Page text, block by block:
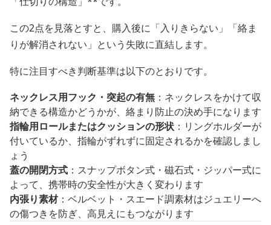
この2点を見落とすと、購入後に「入りきらない」「絡ま
りが解消されない」という失敗に直結します。
特に注目すべき判断基準は以下のとおりです。
ネックレス用フック・突起の有無 ：ネックレスをかけて収
納できる構造かどうかが、絡まり防止の決め手になります
指輪用ロールまたはクッションの形状 ：リングホルダーが
付いているか、指輪がずれずに固定されるかを確認しまし
ょう
蓋の開閉方式 ：スナップボタン式・磁石式・ジッパー式に
よって、携帯時の安全性が大きく変わります
内張り素材：ベルベット・スエード調素材はジュエリーへ
の傷つきを防ぎ、高見えにもつながります